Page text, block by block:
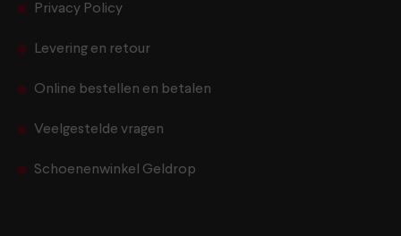
Privacy Policy
Levering en retour
Online bestellen en betalen
Veelgestelde vragen
Schoenenwinkel Geldrop